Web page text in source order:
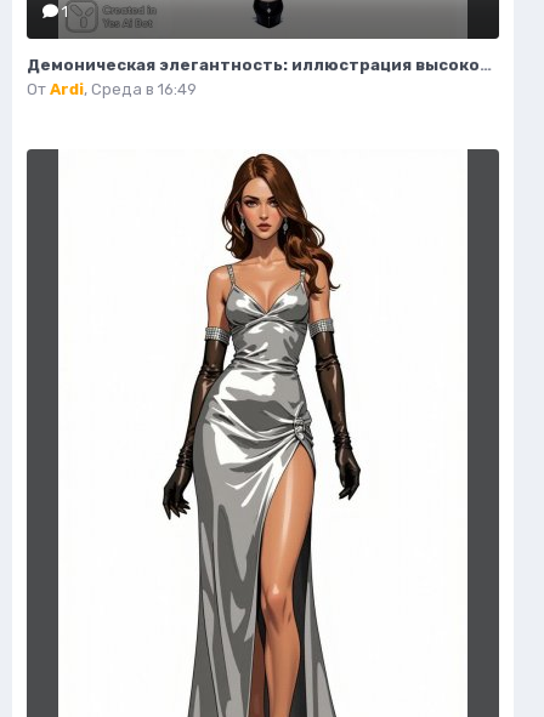
1
Демоническая элегантность: иллюстрация высокой моды в стиле фэнтези. Нейросеть Flux.1
От Ardi, Среда в 16:49